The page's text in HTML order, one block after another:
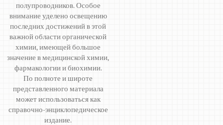
полупроводников. Особое
внимание уделено освещению
последних достижений в этой
важной области органической
химии, имеющей большое
значение в медицинской химии,
фармакологии и биохимии.
По полноте и широте
представленного материала
может использоваться как
справочно-энциклопедическое
издание.